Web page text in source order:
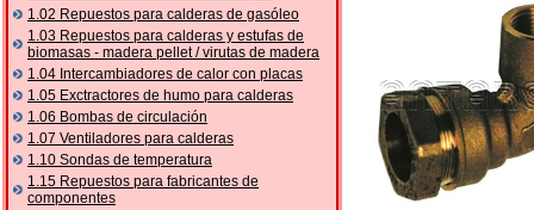
1.02 Repuestos para calderas de gasóleo
1.03 Repuestos para calderas y estufas de
biomasas - madera pellet / virutas de madera
1.04 Intercambiadores de calor con placas
1.05 Exctractores de humo para calderas
1.06 Bombas de circulación
1.07 Ventiladores para calderas
1.10 Sondas de temperatura
1.15 Repuestos para fabricantes de
componentes